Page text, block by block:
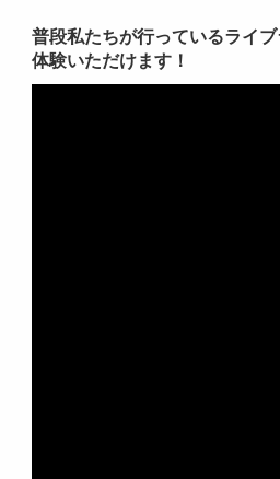
普段私たちが行っているライ
体験いただけます！